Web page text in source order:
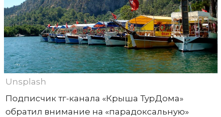
Unsplash
Подписчик тг-канала «Крыша ТурДома»
обратил внимание на «парадоксальную»